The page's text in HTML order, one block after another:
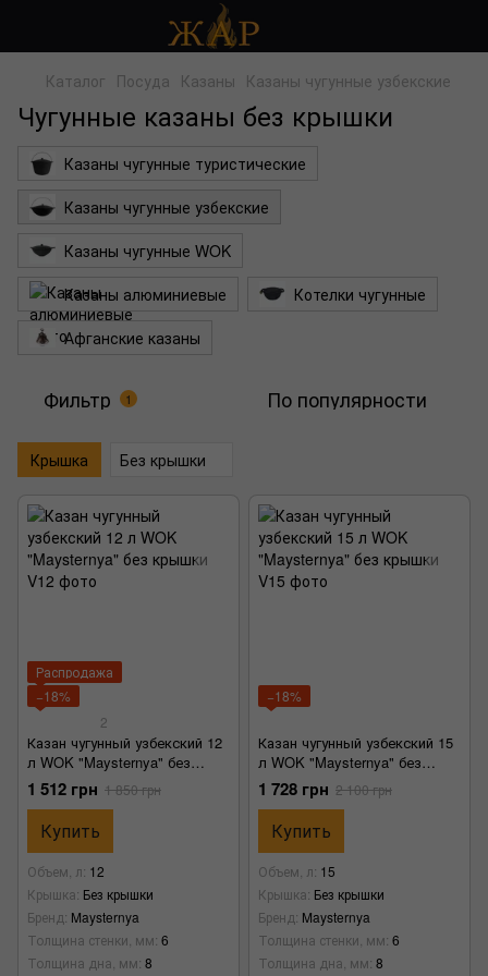
Каталог Посуда Казаны Казаны чугунные узбекские
Чугунные казаны без крышки
Казаны чугунные туристические
Казаны чугунные узбекские
Казаны чугунные WOK
Казаны алюминиевые
Котелки чугунные
Афганские казаны
Фильтр 1 По популярности
Крышка Без крышки
Распродажа
−18%
2
Казан чугунный узбекский 12
л WOK "Maysternya" без
крышки
1 512 грн 1 850 грн
Купить
Объем, л 12
Крышка Без крышки
Бренд Maysternya
Толщина стенки, мм 6
Толщина дна, мм 8
−18%
Казан чугунный узбекский 15
л WOK "Maysternya" без
крышки
1 728 грн 2 100 грн
Купить
Объем, л 15
Крышка Без крышки
Бренд Maysternya
Толщина стенки, мм 6
Толщина дна, мм 8